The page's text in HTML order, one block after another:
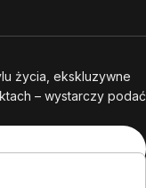
życia, ekskluzywne
– wystarczy podać